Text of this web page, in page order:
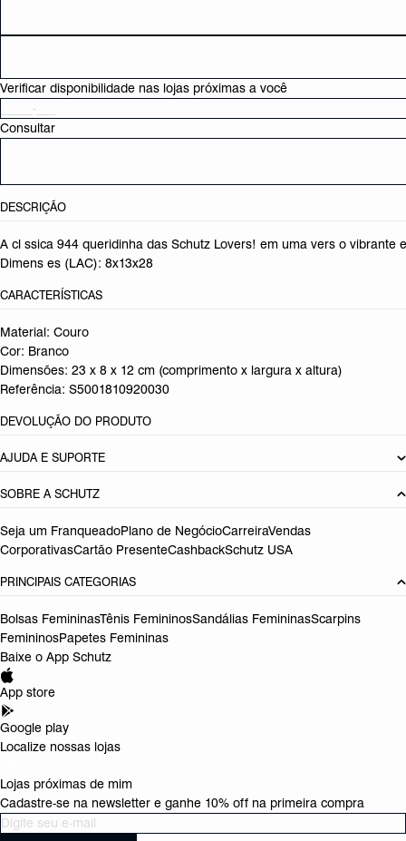
Verificar disponibilidade nas lojas próximas a você
Consultar
DESCRIÇÃO
A cl ssica 944 queridinha das Schutz Lovers! em uma vers o
Dimens es (LAC): 8x13x28
CARACTERÍSTICAS
Material: Couro
Cor: Branco
Dimensões: 23 x 8 x 12 cm (comprimento x largura x altura)
Referência: S5001810920030
DEVOLUÇÃO DO PRODUTO
AJUDA E SUPORTE
SOBRE A SCHUTZ
Seja um FranqueadoPlano de NegócioCarreiraVendas
CorporativasCartão PresenteCashbackSchutz USA
PRINCIPAIS CATEGORIAS
Bolsas FemininasTênis FemininosSandálias FemininasScarpins
FemininosPapetes Femininas
Baixe o App Schutz
App store
Google play
Localize nossas lojas
Lojas próximas de mim
Cadastre-se na newsletter e ganhe 10% off na primeira compra